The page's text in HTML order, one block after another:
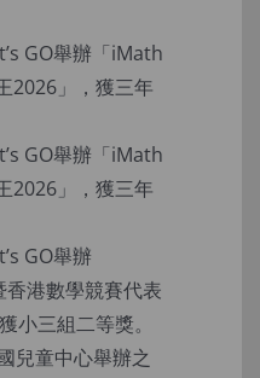
GO舉辦「iMath
2026」，獲三年
GO舉辦「iMath
2026」，獲三年
GO舉辦
香港數學競賽代表
小三組二等獎。
兒童中心舉辦之